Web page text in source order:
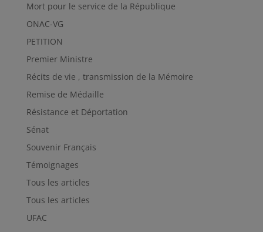
Mort pour le service de la République
ONAC-VG
PETITION
Premier Ministre
Récits de vie , transmission de la Mémoire
Remise de Médaille
Résistance et Déportation
Sénat
Souvenir Français
Témoignages
Tous les articles
Tous les articles
UFAC